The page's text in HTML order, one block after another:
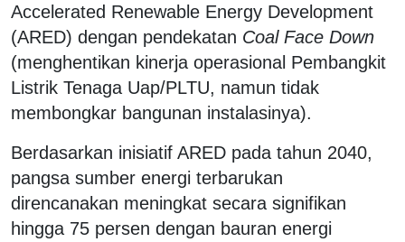
Accelerated Renewable Energy Development
(ARED) dengan pendekatan Coal Face Down
(menghentikan kinerja operasional Pembangkit
Listrik Tenaga Uap/PLTU, namun tidak
membongkar bangunan instalasinya).
Berdasarkan inisiatif ARED pada tahun 2040,
pangsa sumber energi terbarukan
direncanakan meningkat secara signifikan
hingga 75 persen dengan bauran energi